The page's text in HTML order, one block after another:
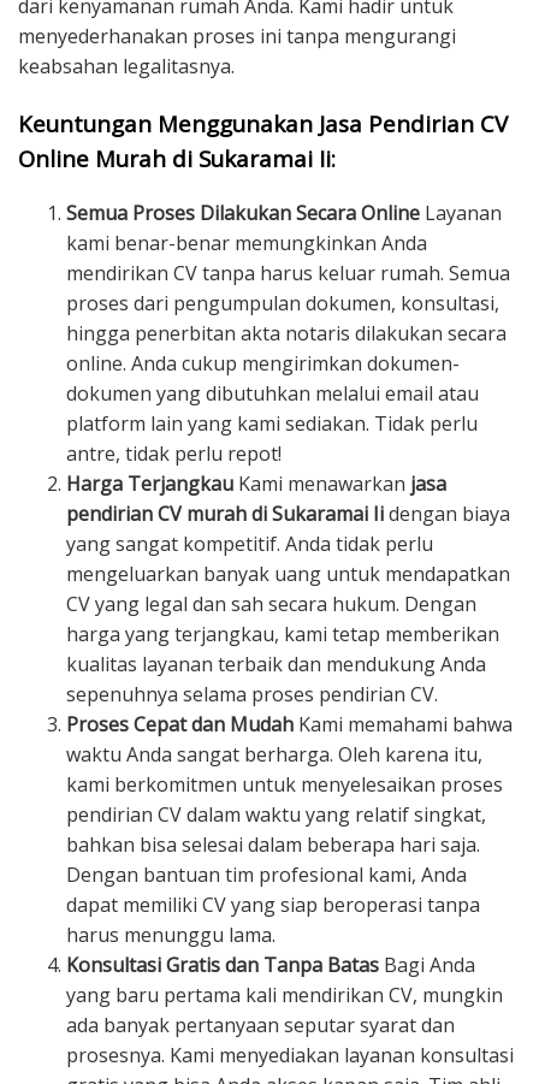
dari kenyamanan rumah Anda. Kami hadir untuk
menyederhanakan proses ini tanpa mengurangi
keabsahan legalitasnya.
Keuntungan Menggunakan Jasa Pendirian CV
Online Murah di Sukaramai Ii:
Semua Proses Dilakukan Secara Online Layanan
kami benar-benar memungkinkan Anda
mendirikan CV tanpa harus keluar rumah. Semua
proses dari pengumpulan dokumen, konsultasi,
hingga penerbitan akta notaris dilakukan secara
online. Anda cukup mengirimkan dokumen-
dokumen yang dibutuhkan melalui email atau
platform lain yang kami sediakan. Tidak perlu
antre, tidak perlu repot!
Harga Terjangkau Kami menawarkan jasa
pendirian CV murah di Sukaramai Iidengan biaya
yang sangat kompetitif. Anda tidak perlu
mengeluarkan banyak uang untuk mendapatkan
CV yang legal dan sah secara hukum. Dengan
harga yang terjangkau, kami tetap memberikan
kualitas layanan terbaik dan mendukung Anda
sepenuhnya selama proses pendirian CV.
Proses Cepat dan Mudah Kami memahami bahwa
waktu Anda sangat berharga. Oleh karena itu,
kami berkomitmen untuk menyelesaikan proses
pendirian CV dalam waktu yang relatif singkat,
bahkan bisa selesai dalam beberapa hari saja.
Dengan bantuan tim profesional kami, Anda
dapat memiliki CV yang siap beroperasi tanpa
harus menunggu lama.
Konsultasi Gratis dan Tanpa Batas Bagi Anda
yang baru pertama kali mendirikan CV, mungkin
ada banyak pertanyaan seputar syarat dan
prosesnya. Kami menyediakan layanan konsultasi